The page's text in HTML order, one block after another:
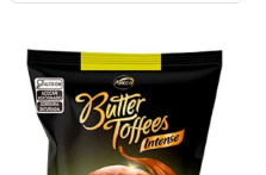
R$5,50
COMPRAR